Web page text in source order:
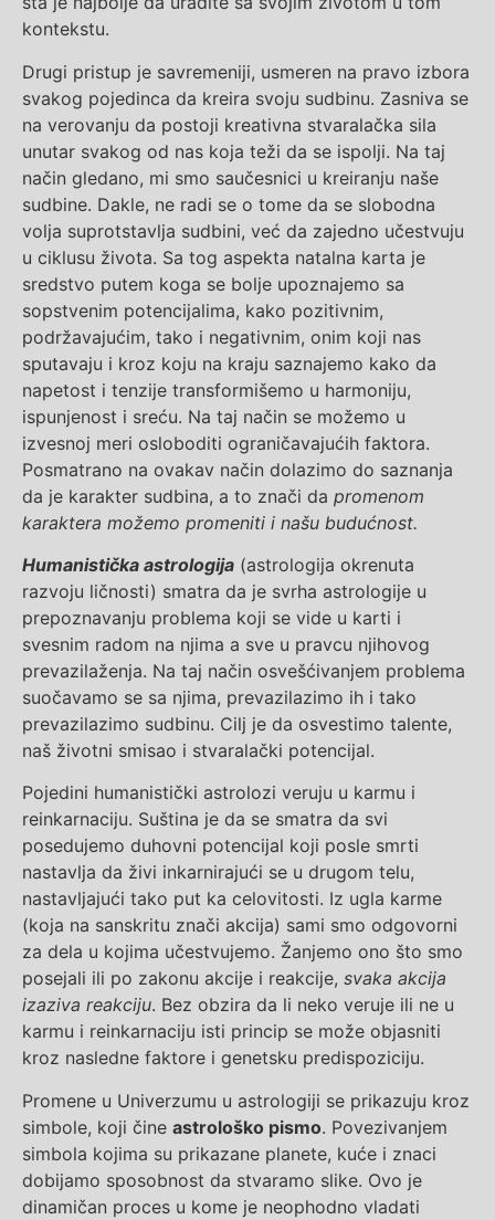
kontekstu.
Drugi pristup je savremeniji, usmeren na pravo izbora
svakog pojedinca da kreira svoju sudbinu. Zasniva se
na verovanju da postoji kreativna stvaralačka sila
unutar svakog od nas koja teži da se ispolji. Na taj
način gledano, mi smo saučesnici u kreiranju naše
sudbine. Dakle, ne radi se o tome da se slobodna
volja suprotstavlja sudbini, već da zajedno učestvuju
u ciklusu života. Sa tog aspekta natalna karta je
sredstvo putem koga se bolje upoznajemo sa
sopstvenim potencijalima, kako pozitivnim,
podržavajućim, tako i negativnim, onim koji nas
sputavaju i kroz koju na kraju saznajemo kako da
napetost i tenzije transformišemo u harmoniju,
ispunjenost i sreću. Na taj način se možemo u
izvesnoj meri osloboditi ograničavajućih faktora.
Posmatrano na ovakav način dolazimo do saznanja
da je karakter sudbina, a to znači da promenom
karaktera možemo promeniti i našu budućnost.
Humanistička astrologija (astrologija okrenuta
razvoju ličnosti) smatra da je svrha astrologije u
prepoznavanju problema koji se vide u karti i
svesnim radom na njima a sve u pravcu njihovog
prevazilaženja. Na taj način osvešćivanjem problema
suočavamo se sa njima, prevazilazimo ih i tako
prevazilazimo sudbinu. Cilj je da osvestimo talente,
naš životni smisao i stvaralački potencijal.
Pojedini humanistički astrolozi veruju u karmu i
reinkarnaciju. Suština je da se smatra da svi
posedujemo duhovni potencijal koji posle smrti
nastavlja da živi inkarnirajući se u drugom telu,
nastavljajući tako put ka celovitosti. Iz ugla karme
(koja na sanskritu znači akcija) sami smo odgovorni
za dela u kojima učestvujemo. Žanjemo ono što smo
posejali ili po zakonu akcije i reakcije, svaka akcija
izaziva reakciju. Bez obzira da li neko veruje ili ne u
karmu i reinkarnaciju isti princip se može objasniti
kroz nasledne faktore i genetsku predispoziciju.
Promene u Univerzumu u astrologiji se prikazuju kroz
simbole, koji čine astrološko pismo. Povezivanjem
simbola kojima su prikazane planete, kuće i znaci
dobijamo sposobnost da stvaramo slike. Ovo je
dinamičan proces u kome je neophodno vladati